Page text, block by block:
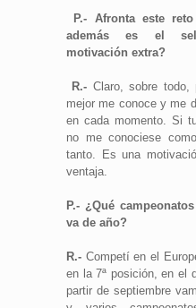
P.- Afronta este
además es el
motivación extra?
R.- Claro, sobre todo,
mejor me conoce y me
en cada momento. Si
no me conociese
tanto. Es una
ventaja.
P.- ¿Qué
va de año?
R.- Competí en el
en la 7ª posición, en el
partir de septiembre